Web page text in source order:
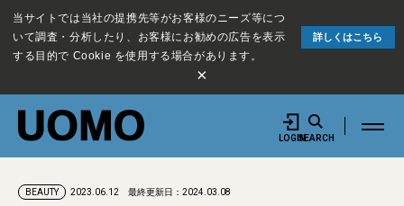
当サイトでは当社の提携先等がお客様のニーズ等につ
いて調査・分析したり、お客様にお勧めの広告を表示
する目的で Cookie を使用する場合があります。
詳しくはこちら
×
LOGINSEARCH
BEAUTY 2023.06.12 最終更新日：2024.03.08